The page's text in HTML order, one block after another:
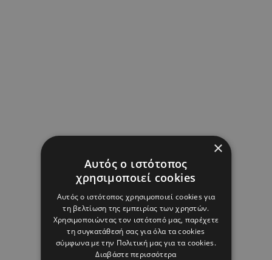
×
Αυτός ο ιστότοπος
χρησιμοποιεί cookies
Αυτός ο ιστότοπος χρησιμοποιεί cookies για
τη βελτίωση της εμπειρίας των χρηστών.
Χρησιμοποιώντας τον ιστότοπό μας, παρέχετε
τη συγκατάθεσή σας για όλα τα cookies
σύμφωνα με την Πολιτική μας για τα cookies.
Διαβάστε περισσότερα